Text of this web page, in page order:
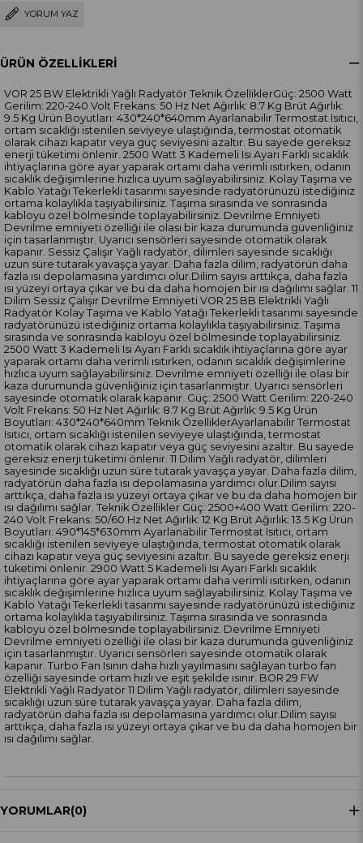
YORUM YAZ
ÜRÜN ÖZELLIKLERI
VOR 25 BW Elektrikli Yağlı Radyatör Teknik ÖzelliklerGüç: 2500 Watt
Gerilim: 220-240 Volt Frekans: 50 Hz Net Ağırlık: 8.7 Kg Brüt Ağırlık:
9.5 Kg Ürün Boyutları: 430*240*640mm Ayarlanabilir Termostat Isıtıcı,
ortam sıcaklığı istenilen seviyeye ulaştığında, termostat otomatik
olarak cihazı kapatır veya güç seviyesini azaltır. Bu sayede gereksiz
enerji tüketimi önlenir. 2500 Watt 3 Kademeli Isı Ayarı Farklı sıcaklık
ihtiyaçlarına göre ayar yaparak ortamı daha verimli ısıtırken, odanın
sıcaklık değişimlerine hızlıca uyum sağlayabilirsiniz. Kolay Taşıma ve
Kablo Yatağı Tekerlekli tasarımı sayesinde radyatörünüzü istediğiniz
ortama kolaylıkla taşıyabilirsiniz. Taşıma sırasında ve sonrasında
kabloyu özel bölmesinde toplayabilirsiniz. Devrilme Emniyeti
Devrilme emniyeti özelliği ile olası bir kaza durumunda güvenliğiniz
için tasarlanmıştır. Uyarıcı sensörleri sayesinde otomatik olarak
kapanır. Sessiz Çalışır Yağlı radyatör, dilimleri sayesinde sıcaklığı
uzun süre tutarak yavaşça yayar. Daha fazla dilim, radyatörün daha
fazla ısı depolamasına yardımcı olur.Dilim sayısı arttıkça, daha fazla
ısı yüzeyi ortaya çıkar ve bu da daha homojen bir ısı dağılımı sağlar. 11
Dilim Sessiz Çalışır Devrilme Emniyeti VOR 25 BB Elektrikli Yağlı
Radyatör Kolay Taşıma ve Kablo Yatağı Tekerlekli tasarımı sayesinde
radyatörünüzü istediğiniz ortama kolaylıkla taşıyabilirsiniz. Taşıma
sırasında ve sonrasında kabloyu özel bölmesinde toplayabilirsiniz.
2500 Watt 3 Kademeli Isı Ayarı Farklı sıcaklık ihtiyaçlarına göre ayar
yaparak ortamı daha verimli ısıtırken, odanın sıcaklık değişimlerine
hızlıca uyum sağlayabilirsiniz. Devrilme emniyeti özelliği ile olası bir
kaza durumunda güvenliğiniz için tasarlanmıştır. Uyarıcı sensörleri
sayesinde otomatik olarak kapanır. Güç: 2500 Watt Gerilim: 220-240
Volt Frekans: 50 Hz Net Ağırlık: 8.7 Kg Brüt Ağırlık: 9.5 Kg Ürün
Boyutları: 430*240*640mm Teknik ÖzelliklerAyarlanabilir Termostat
Isıtıcı, ortam sıcaklığı istenilen seviyeye ulaştığında, termostat
otomatik olarak cihazı kapatır veya güç seviyesini azaltır. Bu sayede
gereksiz enerji tüketimi önlenir. 11 Dilim Yağlı radyatör, dilimleri
sayesinde sıcaklığı uzun süre tutarak yavaşça yayar. Daha fazla dilim,
radyatörün daha fazla ısı depolamasına yardımcı olur.Dilim sayısı
arttıkça, daha fazla ısı yüzeyi ortaya çıkar ve bu da daha homojen bir
ısı dağılımı sağlar. Teknik Özellikler Güç: 2500+400 Watt Gerilim: 220-
240 Volt Frekans: 50/60 Hz Net Ağırlık: 12 Kg Brüt Ağırlık: 13.5 Kg Ürün
Boyutları: 490*145*630mm Ayarlanabilir Termostat Isıtıcı, ortam
sıcaklığı istenilen seviyeye ulaştığında, termostat otomatik olarak
cihazı kapatır veya güç seviyesini azaltır. Bu sayede gereksiz enerji
tüketimi önlenir. 2900 Watt 5 Kademeli Isı Ayarı Farklı sıcaklık
ihtiyaçlarına göre ayar yaparak ortamı daha verimli ısıtırken, odanın
sıcaklık değişimlerine hızlıca uyum sağlayabilirsiniz. Kolay Taşıma ve
Kablo Yatağı Tekerlekli tasarımı sayesinde radyatörünüzü istediğiniz
ortama kolaylıkla taşıyabilirsiniz. Taşıma sırasında ve sonrasında
kabloyu özel bölmesinde toplayabilirsiniz. Devrilme Emniyeti
Devrilme emniyeti özelliği ile olası bir kaza durumunda güvenliğiniz
için tasarlanmıştır. Uyarıcı sensörleri sayesinde otomatik olarak
kapanır. Turbo Fan Isının daha hızlı yayılmasını sağlayan turbo fan
özelliği sayesinde ortam hızlı ve eşit şekilde ısınır. BOR 29 FW
Elektrikli Yağlı Radyatör 11 Dilim Yağlı radyatör, dilimleri sayesinde
sıcaklığı uzun süre tutarak yavaşça yayar. Daha fazla dilim,
radyatörün daha fazla ısı depolamasına yardımcı olur.Dilim sayısı
arttıkça, daha fazla ısı yüzeyi ortaya çıkar ve bu da daha homojen bir
ısı dağılımı sağlar.
YORUMLAR(0)